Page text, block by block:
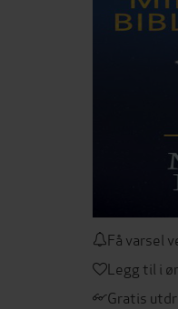
Få varsel
Legg til i
Gratis